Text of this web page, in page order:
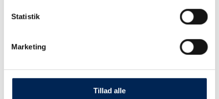
Statistik
Marketing
Tillad alle